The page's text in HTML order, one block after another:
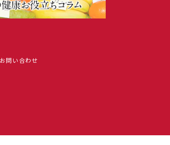
問い合わせ